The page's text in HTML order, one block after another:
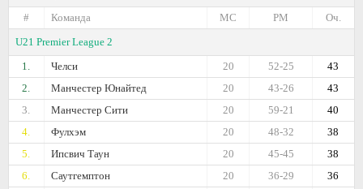
#
Команда Оч.
РМ
МС
U21 Premier League 2
1.
Челси 43
52-25
20
2.
Манчестер Юнайтед 43
43-26
20
3.
Манчестер Сити 40
59-21
20
4.
Фулхэм 38
48-32
20
5.
Ипсвич Таун 38
45-45
20
6.
Саутгемптон 36
36-29
20